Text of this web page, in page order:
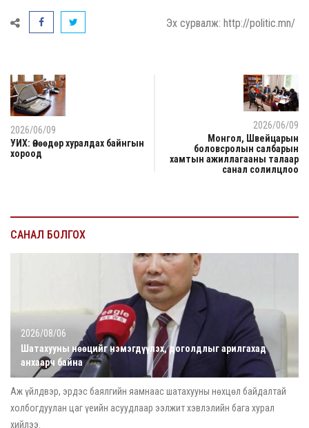
Эх сурвалж: http://politic.mn/
2026/06/09
УИХ: Өнөөдөр хуралдах байнгын
хороод
2026/06/09
Монгол, Швейцарын
боловсролын салбарын
хамтын ажиллагааны талаар
санал солилцлоо
САНАЛ БОЛГОХ
2026/08/06
Шатахууны нөөцийг нэмэгдүүлэх, доголдлыг арилгахад
анхаарч байна
Аж үйлдвэр, эрдэс баялгийн яамнаас шатахууны нөхцөл байдалтай
холбогдуулан цаг үеийн асуудлаар ээлжит хэвлэлийн бага хурал
хийлээ.